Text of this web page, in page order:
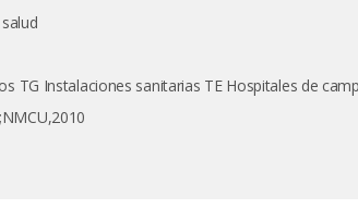
TG Instalaciones sanitarias TE Hospitales de